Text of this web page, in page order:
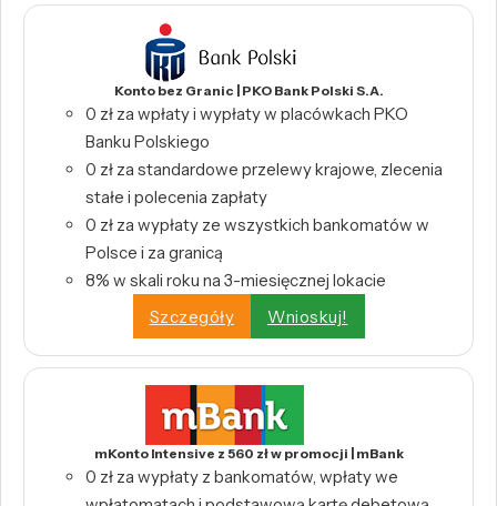
Konto bez Granic | PKO Bank Polski S.A.
0 zł za wpłaty i wypłaty w placówkach PKO
Banku Polskiego
0 zł za standardowe przelewy krajowe, zlecenia
stałe i polecenia zapłaty
0 zł za wypłaty ze wszystkich bankomatów w
Polsce i za granicą
8% w skali roku na 3-miesięcznej lokacie
Szczegóły
Wnioskuj!
mKonto Intensive z 560 zł w promocji | mBank
0 zł za wypłaty z bankomatów, wpłaty we